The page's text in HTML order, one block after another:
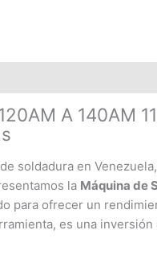
A 140AM
soldadura en
la Máquina de
para ofrecer un
es una